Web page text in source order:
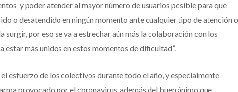
y poder atender al mayor número de usuarios posible para que
o desatendido en ningún momento ante cualquier tipo de atención o
surgir, por eso se va a estrechar aún más la colaboración con los
estar más unidos en estos momentos de dificultad”.
esfuerzo de los colectivos durante todo el año, y especialmente
provocado por el coronavirus, además del buen ánimo que